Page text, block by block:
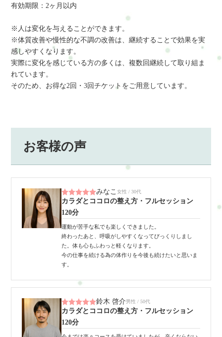
有効期限：2ヶ月以内
※人は変化を与えることができます。
※体質改善や慢性的な不調の改善は、継続することで効果を実
感しやすくなります。
実際に変化を感じている方の多くは、複数回継続して取り組ま
れています。
そのため、お得な2回・3回チケットをご用意しています。
お客様の声
みなこ女性 / 30代
カラダとココロの整え方・フルセッション
120分
運動が苦手な私でも楽しくできました。
終わったあと、呼吸がしやすくなってびっくりしまし
た。体も心もふわっと軽くなります。
今の仕事を続ける為の体作りを今後も続けたいと思いま
す。
鈴木 啓介男性 / 50代
カラダとココロの整え方・フルセッション
120分